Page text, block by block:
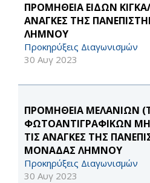
ΠΡΟΜΗΘΕΙΑ ΕΙΔΩΝ
ΑΝΑΓΚΕΣ ΤΗΣ
ΛΗΜΝΟΥ
Προκηρύξεις Διαγωνισμών
30 Αυγ 2023
ΠΡΟΜΗΘΕΙΑ ΜΕΛΑΝΙΩΝ
ΦΩΤΟΑΝΤΙΓΡΑΦΙΚΩΝ
ΤΙΣ ΑΝΑΓΚΕΣ ΤΗΣ
ΜΟΝΑΔΑΣ ΛΗΜΝΟΥ
Προκηρύξεις Διαγωνισμών
30 Αυγ 2023